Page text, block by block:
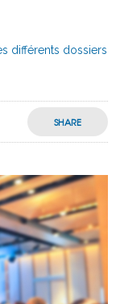
différents dossiers
SHARE